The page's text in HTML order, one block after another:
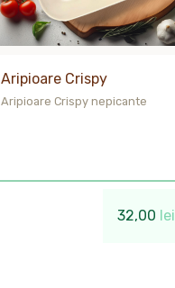
Aripioare Crispy
Aripioare Crispy nepicante
32,00 lei